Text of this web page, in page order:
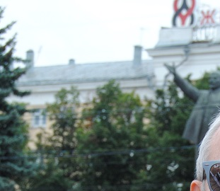
Перейти к основному содержанию